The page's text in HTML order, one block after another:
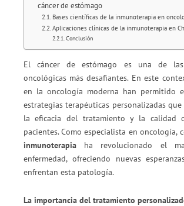
cáncer de estómago
Bases científicas de la inmunoterapia en
Aplicaciones clínicas de la inmunoterapia en
Conclusión
El cáncer de estómago es una de las
oncológicas más desafiantes. En este
en la oncología moderna han permitido
estrategias terapéuticas personalizadas
la eficacia del tratamiento y la calidad
pacientes. Como especialista en oncología,
inmunoterapia ha revolucionado el
enfermedad, ofreciendo nuevas
enfrentan esta patología.
La importancia del tratamiento